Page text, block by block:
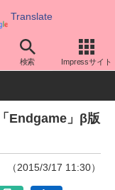
Translate
検索 Impressサイト
ービス
Endgame」β版
（2015/3/17 11:30）